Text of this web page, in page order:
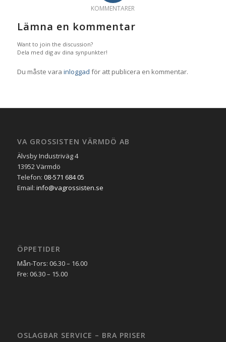
KOMMENTARER
Lämna en kommentar
Want to join the discussion?
Dela med dig av dina synpunkter!
Du måste vara inloggad för att publicera en kommentar.
VA GROSSISTEN VÄRMDÖ AB
Älvsby Industriväg 4
13952 Värmdö
Telefon: 08-571 684 05
Email: info@vagrossisten.se
ÖPPETIDER
Mån-Tors: 06.30 – 16.00
Fre: 06.30 – 15.00
OSLAGBAR SERVICE – BRA PRISER